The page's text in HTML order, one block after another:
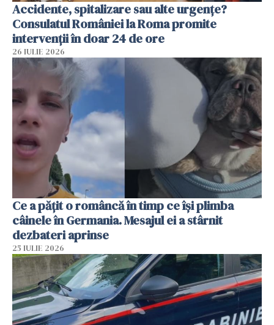
Accidente, spitalizare sau alte urgențe?
Consulatul României la Roma promite
intervenții în doar 24 de ore
26 IULIE 2026
Ce a pățit o româncă în timp ce își plimba
câinele în Germania. Mesajul ei a stârnit
dezbateri aprinse
25 IULIE 2026